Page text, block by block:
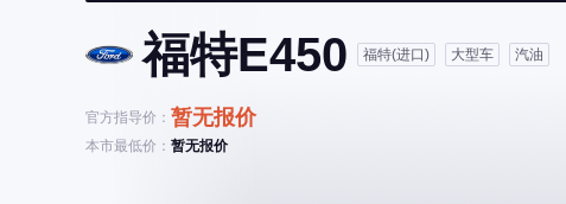
福特E450 福特(进口) 大型车 汽油
官方指导价： 暂无报价
本市最低价： 暂无报价